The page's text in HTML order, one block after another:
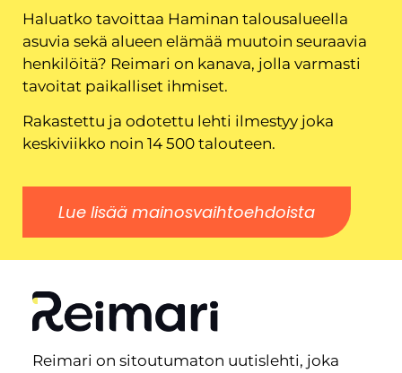
Haluatko tavoittaa Haminan talousalueella
asuvia sekä alueen elämää muutoin seuraavia
henkilöitä? Reimari on kanava, jolla varmasti
tavoitat paikalliset ihmiset.
Rakastettu ja odotettu lehti ilmestyy joka
keskiviikko noin 14 500 talouteen.
Lue lisää mainosvaihtoehdoista
Reimari on sitoutumaton uutislehti, joka